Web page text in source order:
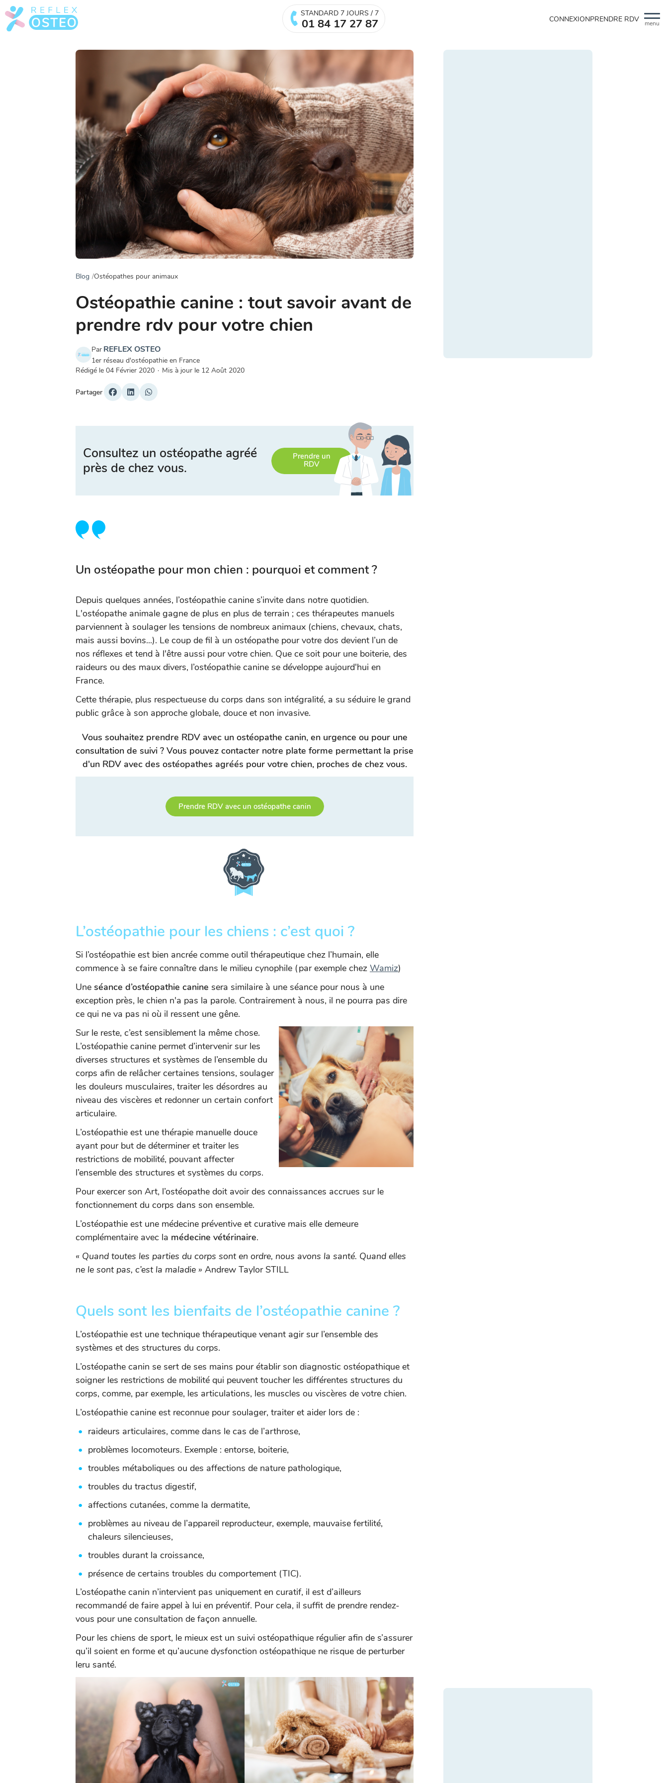
menu
STANDARD 7 JOURS / 7
01 84 17 27 87 CONNEXIONPRENDRE RDV
Blog Ostéopathes pour animaux
Ostéopathie canine : tout savoir avant de
prendre rdv pour votre chien
Par REFLEX OSTEO
1er réseau d'ostéopathie en France
Rédigé le 04 Février 2020 · Mis à jour le 12 Août 2020
Partager
Consultez un ostéopathe agréé
près de chez vous.
Prendre un
RDV
Un ostéopathe pour mon chien : pourquoi et comment ?
Depuis quelques années, l’ostéopathie canine s’invite dans notre quotidien.
L'ostéopathe animale gagne de plus en plus de terrain ; ces thérapeutes manuels
parviennent à soulager les tensions de nombreux animaux (chiens, chevaux, chats,
mais aussi bovins...). Le coup de fil à un ostéopathe pour votre dos devient l’un de
nos réflexes et tend à l'être aussi pour votre chien. Que ce soit pour une boiterie, des
raideurs ou des maux divers, l’ostéopathie canine se développe aujourd'hui en
France.
Cette thérapie, plus respectueuse du corps dans son intégralité, a su séduire le grand
public grâce à son approche globale, douce et non invasive.
Vous souhaitez prendre RDV avec un ostéopathe canin, en urgence ou pour une
consultation de suivi ? Vous pouvez contacter notre plate forme permettant la prise
d'un RDV avec des ostéopathes agréés pour votre chien, proches de chez vous.
Prendre RDV avec un ostéopathe canin
L’ostéopathie pour les chiens : c’est quoi ?
Si l’ostéopathie est bien ancrée comme outil thérapeutique chez l’humain, elle
commence à se faire connaître dans le milieu cynophile (par exemple chez Wamiz)
Une séance d’ostéopathie canine sera similaire à une séance pour nous à une
exception près, le chien n'a pas la parole. Contrairement à nous, il ne pourra pas dire
ce qui ne va pas ni où il ressent une gêne.
Sur le reste, c’est sensiblement la même chose.
L’ostéopathie canine permet d’intervenir sur les
diverses structures et systèmes de l’ensemble du
corps afin de relâcher certaines tensions, soulager
les douleurs musculaires, traiter les désordres au
niveau des viscères et redonner un certain confort
articulaire.
L’ostéopathie est une thérapie manuelle douce
ayant pour but de déterminer et traiter les
restrictions de mobilité, pouvant affecter
l’ensemble des structures et systèmes du corps.
Pour exercer son Art, l’ostéopathe doit avoir des connaissances accrues sur le
fonctionnement du corps dans son ensemble.
L’ostéopathie est une médecine préventive et curative mais elle demeure
complémentaire avec la médecine vétérinaire.
« Quand toutes les parties du corps sont en ordre, nous avons la santé. Quand elles
ne le sont pas, c’est la maladie » Andrew Taylor STILL
Quels sont les bienfaits de l’ostéopathie canine ?
L’ostéopathie est une technique thérapeutique venant agir sur l’ensemble des
systèmes et des structures du corps.
L’ostéopathe canin se sert de ses mains pour établir son diagnostic ostéopathique et
soigner les restrictions de mobilité qui peuvent toucher les différentes structures du
corps, comme, par exemple, les articulations, les muscles ou viscères de votre chien.
L’ostéopathie canine est reconnue pour soulager, traiter et aider lors de :
raideurs articulaires, comme dans le cas de l’arthrose,
problèmes locomoteurs. Exemple : entorse, boiterie,
troubles métaboliques ou des affections de nature pathologique,
troubles du tractus digestif,
affections cutanées, comme la dermatite,
problèmes au niveau de l’appareil reproducteur, exemple, mauvaise fertilité,
chaleurs silencieuses,
troubles durant la croissance,
présence de certains troubles du comportement (TIC).
L’ostéopathe canin n’intervient pas uniquement en curatif, il est d’ailleurs
recommandé de faire appel à lui en préventif. Pour cela, il suffit de prendre rendez-
vous pour une consultation de façon annuelle.
Pour les chiens de sport, le mieux est un suivi ostéopathique régulier afin de s’assurer
qu’il soient en forme et qu’aucune dysfonction ostéopathique ne risque de perturber
leru santé.